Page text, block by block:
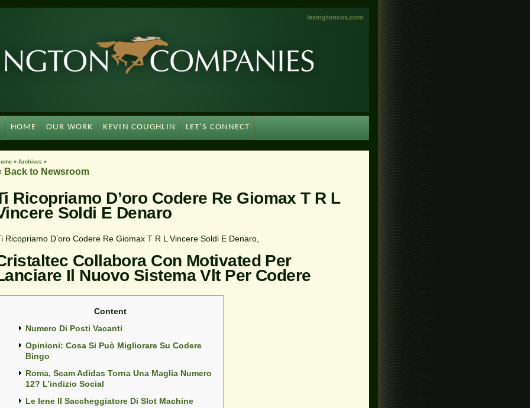
lexingtoncos.com
Back to Newsroom
Ricopriamo D’oro Codere Re Giomax T R L
Soldi E Denaro
Ricopriamo D’oro Codere Re Giomax T R L Vincere Soldi E Denaro,
Collabora Con Motivated Per
Il Nuovo Sistema Vlt Per Codere
Content
Numero Di Posti Vacanti
Opinioni: Cosa Si Può Migliorare Su Codere
Bingo
Roma, Scam Adidas Torna Una Maglia Numero
12? L’indizio Social
Le Iene Il Saccheggiatore Di Slot Machine
» Archives »
HOME OUR WORK KEVIN COUGHLIN LET’S CONNECT